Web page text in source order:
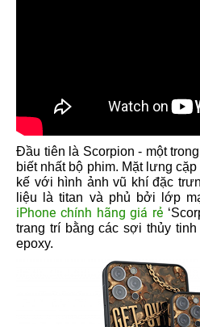
Đầu tiên là Scorpion - một
biết nhất bộ phim. Mặt lưng
kế với hình ảnh vũ khí đặc
liệu là titan và phủ bởi lớp
iPhone chính hãng giá rẻ
trang trí bằng các sợi thủy
epoxy.